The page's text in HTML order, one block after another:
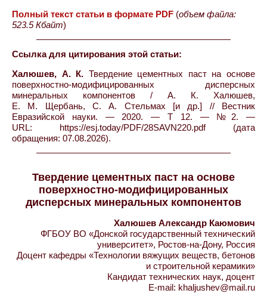
Полный текст статьи в формате PDF (объем файла:
523.5 Кбайт)
Ссылка для цитирования этой статьи:
Халюшев, А. К. Твердение цементных паст на основе
поверхностно-модифицированных дисперсных
минеральных компонентов / А. К. Халюшев,
Е. М. Щербань, С. А. Стельмах [и др.] // Вестник
Евразийской науки. — 2020. — Т 12. — №2. —
URL: https://esj.today/PDF/28SAVN220.pdf (дата
обращения: 07.08.2026).
Твердение цементных паст на основе
поверхностно-модифицированных
дисперсных минеральных компонентов
Халюшев Александр Каюмович
ФГБОУ ВО «Донской государственный технический
университет», Ростов-на-Дону, Россия
Доцент кафедры «Технологии вяжущих веществ, бетонов
и строительной керамики»
Кандидат технических наук, доцент
E-mail: khaljushev@mail.ru